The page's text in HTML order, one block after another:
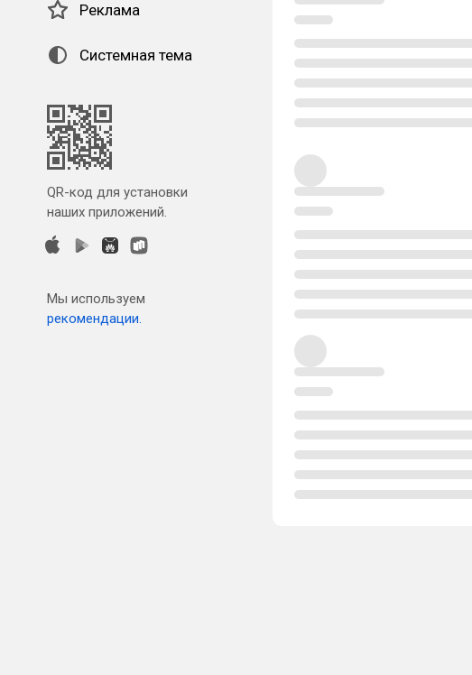
Реклама
Системная тема
QR-код для установки
наших приложений.
Мы используем
рекомендации.